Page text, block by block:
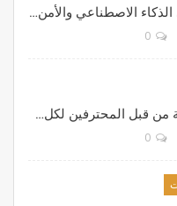
0
من قبل المحترفين لكل…
0